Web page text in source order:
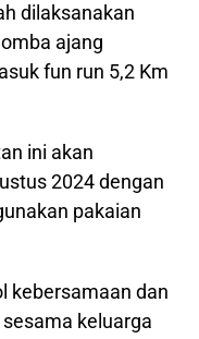
dilaksanakan
ajang
fun run 5,2 Km
ini akan
2024 dengan
pakaian
kebersamaan dan
keluarga